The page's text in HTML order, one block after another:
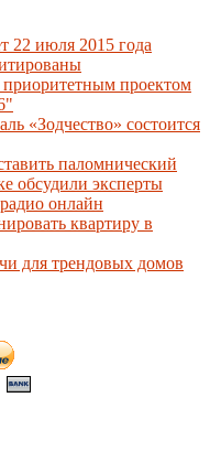
22 июля 2015 года
приоритетным проектом
«Зодчество» состоится
паломнический
обсудили эксперты
онлайн
квартиру в
для трендовых домов